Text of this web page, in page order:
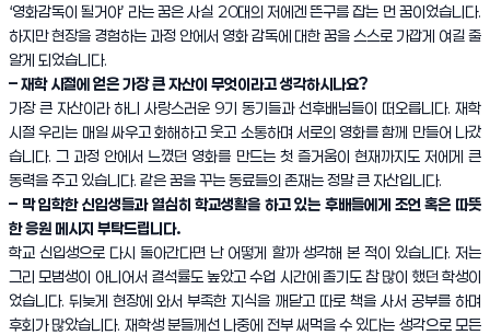
‘영화감독이 될거야’ 라는 꿈은 사실 20대의 저에겐 뜬구름 잡는 먼 꿈이었습니다.
하지만 현장을 경험하는 과정 안에서 영화 감독에 대한 꿈을 스스로 가깝게 여길 줄
알게 되었습니다.
– 재학 시절에 얻은 가장 큰 자산이 무엇이라고 생각하시나요?
가장 큰 자산이라 하니 사랑스러운 9기 동기들과 선후배님들이 떠오릅니다. 재학
시절 우리는 매일 싸우고 화해하고 웃고 소통하며 서로의 영화를 함께 만들어 나갔
습니다. 그 과정 안에서 느꼈던 영화를 만드는 첫 즐거움이 현재까지도 저에게 큰
동력을 주고 있습니다. 같은 꿈을 꾸는 동료들의 존재는 정말 큰 자산입니다.
– 막 입학한 신입생들과 열심히 학교생활을 하고 있는 후배들에게 조언 혹은 따뜻
한 응원 메시지 부탁드립니다.
학교 신입생으로 다시 돌아간다면 난 어떻게 할까 생각해 본 적이 있습니다. 저는
그리 모범생이 아니어서 결석률도 높았고 수업 시간에 졸기도 참 많이 했던 학생이
었습니다. 뒤늦게 현장에 와서 부족한 지식을 깨닫고 따로 책을 사서 공부를 하며
후회가 많았습니다. 재학생 분들께선 나중에 전부 써먹을 수 있다는 생각으로 모든